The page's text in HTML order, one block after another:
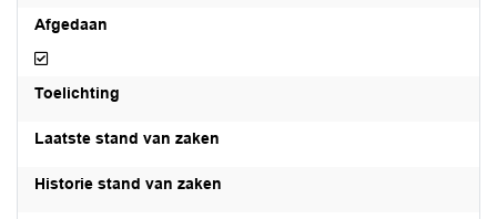
Afgedaan
Afgedaan
Toelichting
Laatste stand van zaken
Historie stand van zaken